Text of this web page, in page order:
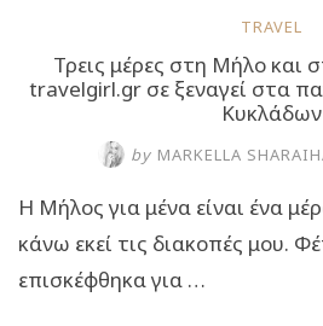
TRAVEL
Τρεις μέρες στη Μήλο και
travelgirl.gr σε ξεναγεί στα
Κυκλάδων
by MARKELLA
Η Μήλος για μένα είναι ένα
κάνω εκεί τις διακοπές μου.
επισκέφθηκα για …